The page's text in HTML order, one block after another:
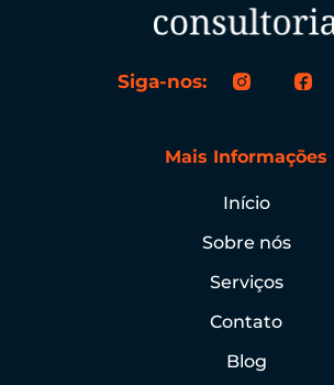
Siga-nos:
Mais Informações
Início
Sobre nós
Serviços
Contato
Blog